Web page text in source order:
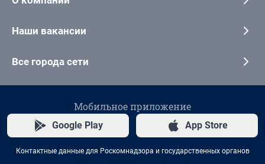
Наши вакансии
Все города сети
Мобильное приложение
Google Play App Store
Контактные данные для Роскомнадзора и государственных органов